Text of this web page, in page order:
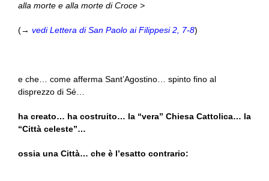
alla morte e alla morte di Croce >
(→ vedi Lettera di San Paolo ai Filippesi 2, 7-8)
e che… come afferma Sant’Agostino… spinto fino al
disprezzo di Sé…
ha creato… ha costruito… la “vera” Chiesa Cattolica… la
“Città celeste”…
ossia una Città… che è l’esatto contrario: